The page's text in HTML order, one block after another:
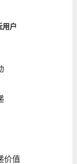
用户
价值